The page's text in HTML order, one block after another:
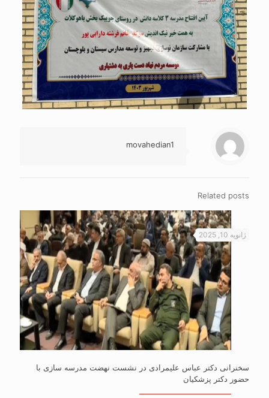
movahedian1
Related posts
ژانویه 10, 2025
سخنرانی دکتر عباس علیمرادی در نشست نهضت مدرسه سازی با
حضور دکتر پزشکیان